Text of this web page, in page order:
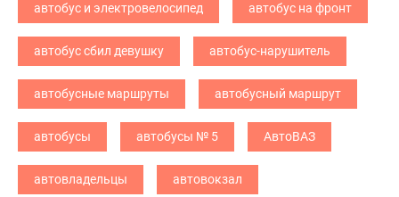
автобус и электровелосипед автобус на фронт
автобус сбил девушку автобус-нарушитель
автобусные маршруты автобусный маршрут
автобусы автобусы № 5 АвтоВАЗ
автовладельцы автовокзал